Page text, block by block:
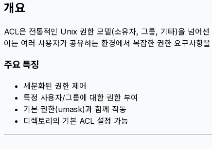
개요
ACL은 전통적인 Unix 권한 모델(소유자, 그룹, 기타)을 넘어
이는 여러 사용자가 공유하는 환경에서 복잡한 권한 요구사항
주요 특징
세분화된 권한 제어
특정 사용자/그룹에 대한 권한 부여
기본 권한(umask)과 함께 작동
디렉토리의 기본 ACL 설정 가능